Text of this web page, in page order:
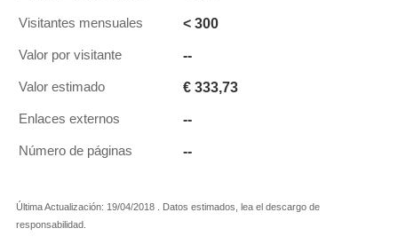
Visitantes mensuales < 300
Valor por visitante --
Valor estimado € 333,73
Enlaces externos --
Número de páginas --
Última Actualización: 19/04/2018 . Datos estimados, lea el descargo de
responsabilidad.